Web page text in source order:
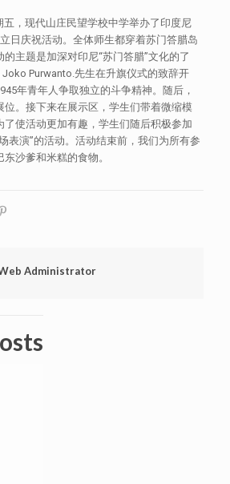
五，现代山庄民望学校中学举办了印度尼
立日庆祝活动。全体师生都穿着苏门答腊岛
的主题是加深对印尼“苏门答腊”文化的了
Joko Purwanto.先生在升旗仪式的致辞开
年青年人争取独立的斗争精神。随后，
位。接下来在展示区，学生们带着微缩模
了使活动更加有趣，学生们随后积极参加
表演”的活动。活动结束前，我们为所有参
沙爹和米糕的食物。
Administrator